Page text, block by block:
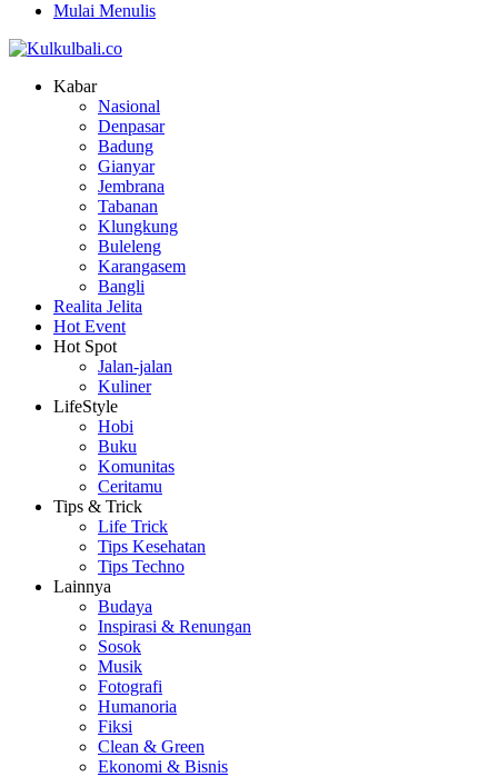
Mulai Menulis
Kabar
Nasional
Denpasar
Badung
Gianyar
Jembrana
Tabanan
Klungkung
Buleleng
Karangasem
Bangli
Realita Jelita
Hot Event
Hot Spot
Jalan-jalan
Kuliner
LifeStyle
Hobi
Buku
Komunitas
Ceritamu
Tips & Trick
Life Trick
Tips Kesehatan
Tips Techno
Lainnya
Budaya
Inspirasi & Renungan
Sosok
Musik
Fotografi
Humanoria
Fiksi
Clean & Green
Ekonomi & Bisnis